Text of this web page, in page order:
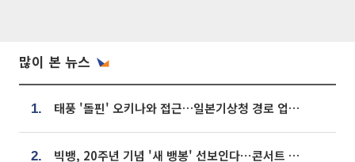
많이 본 뉴스
1. 태풍 '돌핀' 오키나와 접근…일본기상청 경로 업데이트
2. 빅뱅, 20주년 기념 '새 뱅봉' 선보인다⋯콘서트 앞두고 팝업 개최